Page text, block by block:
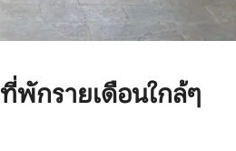
ที่พักรายเดือนใกล้ๆ